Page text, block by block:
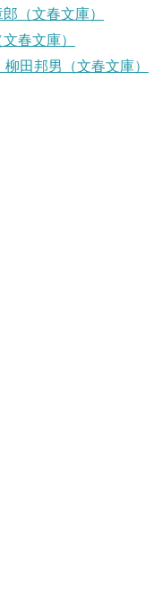
（文春文庫）
春文庫）
田邦男（文春文庫）